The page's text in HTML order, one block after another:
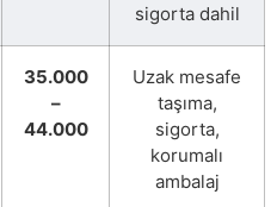
sigorta dahil
35.000
–
44.000
Uzak mesafe
taşıma,
sigorta,
korumalı
ambalaj